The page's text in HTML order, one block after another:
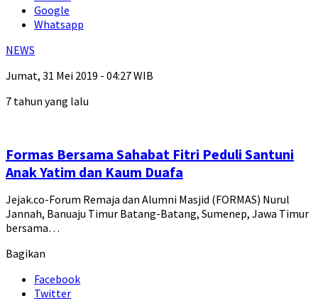
Google
Whatsapp
NEWS
Jumat, 31 Mei 2019 - 04:27 WIB
7 tahun yang lalu
Formas Bersama Sahabat Fitri Peduli Santuni
Anak Yatim dan Kaum Duafa
Jejak.co-Forum Remaja dan Alumni Masjid (FORMAS) Nurul
Jannah, Banuaju Timur Batang-Batang, Sumenep, Jawa Timur
bersama…
Bagikan
Facebook
Twitter